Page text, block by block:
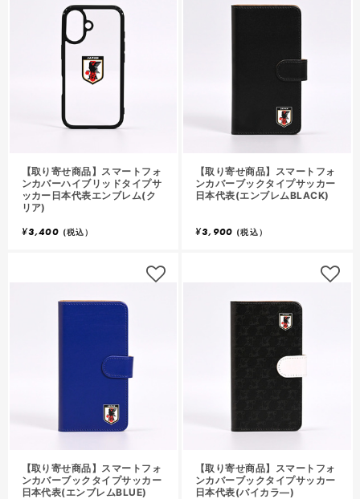
【取り寄せ商品】スマートフォ
ンカバーハイブリッドタイプサ
ッカー日本代表エンブレム(ク
リア)
¥3,400 (税込）
【取り寄せ商品】スマートフォ
ンカバーブックタイプサッカー
日本代表(エンブレムBLACK)
¥3,900 (税込）
【取り寄せ商品】スマートフォ
ンカバーブックタイプサッカー
日本代表(エンブレムBLUE)
【取り寄せ商品】スマートフォ
ンカバーブックタイプサッカー
日本代表(バイカラ―)